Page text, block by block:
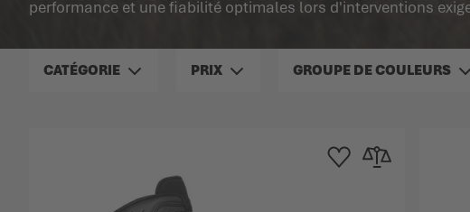
performance et une fiabilité optimales lors d'interventions
CATÉGORIE PRIX GROUPE DE COULEURS
Ajouter à la liste d'achats
Ajouter au